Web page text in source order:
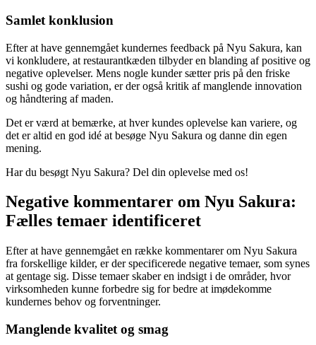
Samlet konklusion
Efter at have gennemgået kundernes feedback på Nyu Sakura, kan
vi konkludere, at restaurantkæden tilbyder en blanding af positive og
negative oplevelser. Mens nogle kunder sætter pris på den friske
sushi og gode variation, er der også kritik af manglende innovation
og håndtering af maden.
Det er værd at bemærke, at hver kundes oplevelse kan variere, og
det er altid en god idé at besøge Nyu Sakura og danne din egen
mening.
Har du besøgt Nyu Sakura? Del din oplevelse med os!
Negative kommentarer om Nyu Sakura:
Fælles temaer identificeret
Efter at have gennemgået en række kommentarer om Nyu Sakura
fra forskellige kilder, er der specificerede negative temaer, som synes
at gentage sig. Disse temaer skaber en indsigt i de områder, hvor
virksomheden kunne forbedre sig for bedre at imødekomme
kundernes behov og forventninger.
Manglende kvalitet og smag